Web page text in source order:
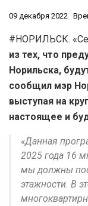
09 декабря 2022
#НОРИЛЬСК.
из тех, что
Норильска,
сообщил мэр
выступая на
настоящее и
«Данная
2025 года 16
мы должны
этажности. В